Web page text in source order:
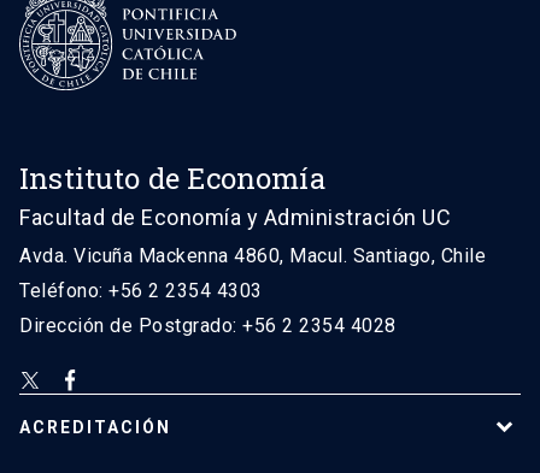
Instituto de Economía
Facultad de Economía y Administración UC
Avda. Vicuña Mackenna 4860, Macul. Santiago, Chile
Teléfono: +56 2 2354 4303
Dirección de Postgrado: +56 2 2354 4028
ACREDITACIÓN